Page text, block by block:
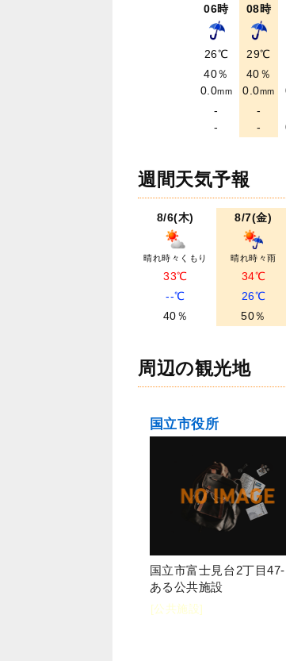
06時
26℃
40％
0.0mm
-
-
08時
29℃
40％
0.0mm
-
-
週間天気予報
8/6(木)
晴れ時々くもり
33℃
--℃
40％
8/7(金)
晴れ時々雨
34℃
26℃
50％
周辺の観光地
国立市役所
国立市富士見台2丁目47-
ある公共施設
[公共施設]